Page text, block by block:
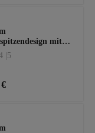
mit
offwhite
| 5